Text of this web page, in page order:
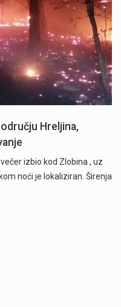
Hreljina,
izbio kod Zlobina , uz
noći je lokaliziran. Širenja